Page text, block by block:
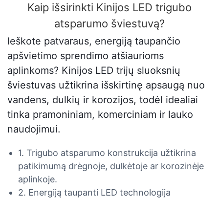
Kaip išsirinkti Kinijos LED trigubo
atsparumo šviestuvą?
Ieškote patvaraus, energiją taupančio
apšvietimo sprendimo atšiaurioms
aplinkoms? Kinijos LED trijų sluoksnių
šviestuvas užtikrina išskirtinę apsaugą nuo
vandens, dulkių ir korozijos, todėl idealiai
tinka pramoniniam, komerciniam ir lauko
naudojimui.
1. Trigubo atsparumo konstrukcija užtikrina
patikimumą drėgnoje, dulkėtoje ar korozinėje
aplinkoje.
2. Energiją taupanti LED technologija